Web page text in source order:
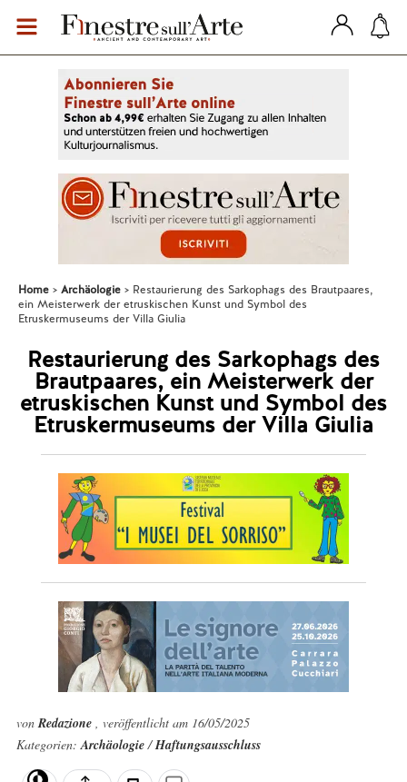
Home Archäologie
Restaurierung des Sarkophags des Brautpaares,
ein Meisterwerk der etruskischen Kunst und Symbol des
Etruskermuseums der Villa Giulia
Restaurierung des Sarkophags des
Brautpaares, ein Meisterwerk der
etruskischen Kunst und Symbol des
Etruskermuseums der Villa Giulia
vonRedazione , veröffentlicht am 16/05/2025
Kategorien:Archäologie/Haftungsausschluss